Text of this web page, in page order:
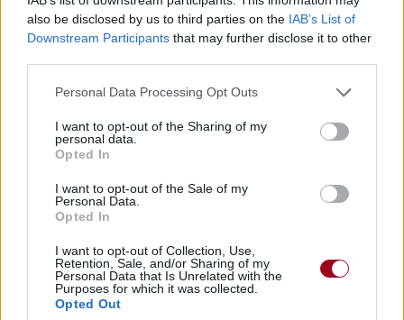
also be disclosed by us to third parties on the IAB’s List of
Downstream Participants that may further disclose it to other
Personal Data Processing Opt Outs
I want to opt-out of the Sharing of my
personal data.
Opted In
I want to opt-out of the Sale of my
Personal Data.
Opted In
I want to opt-out of Collection, Use,
Retention, Sale, and/or Sharing of my
Personal Data that Is Unrelated with the
Purposes for which it was collected.
Opted Out